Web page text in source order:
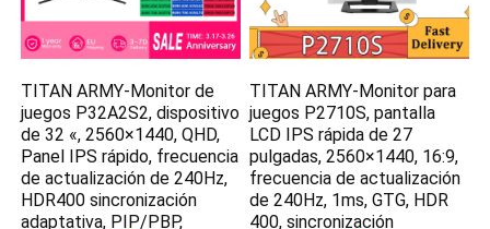
TITAN ARMY-Monitor de
juegos P32A2S2, dispositivo
de 32 «, 2560×1440, QHD,
Panel IPS rápido, frecuencia
de actualización de 240Hz,
HDR400 sincronización
adaptativa, PIP/PBP,
TITAN ARMY-Monitor para
juegos P2710S, pantalla
LCD IPS rápida de 27
pulgadas, 2560×1440, 16:9,
frecuencia de actualización
de 240Hz, 1ms, GTG, HDR
400, sincronización